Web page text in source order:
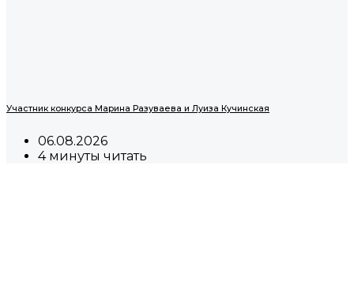
Участник конкурса Марина Разуваева и Луиза Кучинская
06.08.2026
4 минуты читать